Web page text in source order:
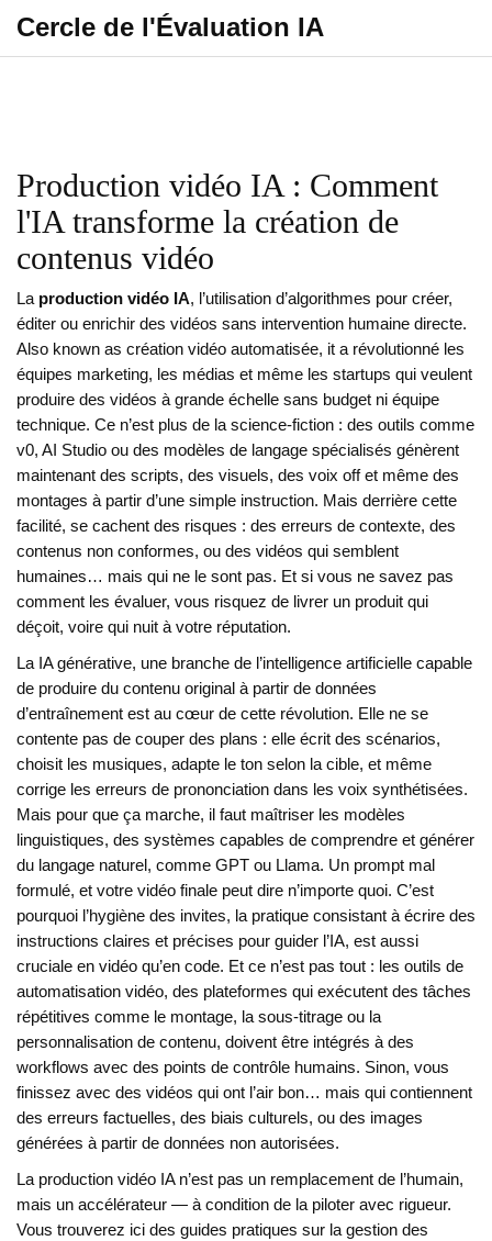
Cercle de l'Évaluation IA
Production vidéo IA : Comment
l'IA transforme la création de
contenus vidéo
La production vidéo IA, l’utilisation d’algorithmes pour créer,
éditer ou enrichir des vidéos sans intervention humaine directe.
Also known as création vidéo automatisée, it a révolutionné les
équipes marketing, les médias et même les startups qui veulent
produire des vidéos à grande échelle sans budget ni équipe
technique. Ce n’est plus de la science-fiction : des outils comme
v0, AI Studio ou des modèles de langage spécialisés génèrent
maintenant des scripts, des visuels, des voix off et même des
montages à partir d’une simple instruction. Mais derrière cette
facilité, se cachent des risques : des erreurs de contexte, des
contenus non conformes, ou des vidéos qui semblent
humaines… mais qui ne le sont pas. Et si vous ne savez pas
comment les évaluer, vous risquez de livrer un produit qui
déçoit, voire qui nuit à votre réputation.
La IA générative, une branche de l’intelligence artificielle capable
de produire du contenu original à partir de données
d’entraînement est au cœur de cette révolution. Elle ne se
contente pas de couper des plans : elle écrit des scénarios,
choisit les musiques, adapte le ton selon la cible, et même
corrige les erreurs de prononciation dans les voix synthétisées.
Mais pour que ça marche, il faut maîtriser les modèles
linguistiques, des systèmes capables de comprendre et générer
du langage naturel, comme GPT ou Llama. Un prompt mal
formulé, et votre vidéo finale peut dire n’importe quoi. C’est
pourquoi l’hygiène des invites, la pratique consistant à écrire des
instructions claires et précises pour guider l’IA, est aussi
cruciale en vidéo qu’en code. Et ce n’est pas tout : les outils de
automatisation vidéo, des plateformes qui exécutent des tâches
répétitives comme le montage, la sous-titrage ou la
personnalisation de contenu, doivent être intégrés à des
workflows avec des points de contrôle humains. Sinon, vous
finissez avec des vidéos qui ont l’air bon… mais qui contiennent
des erreurs factuelles, des biais culturels, ou des images
générées à partir de données non autorisées.
La production vidéo IA n’est pas un remplacement de l’humain,
mais un accélérateur — à condition de la piloter avec rigueur.
Vous trouverez ici des guides pratiques sur la gestion des